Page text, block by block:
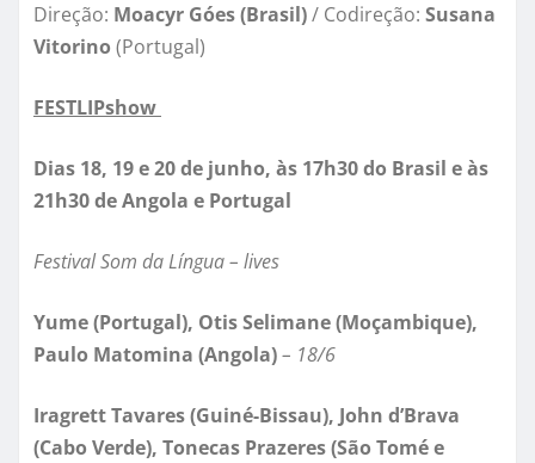
Direção: Moacyr Góes (Brasil)/ Codireção: Susana
Vitorino (Portugal)
FESTLIPshow
Dias 18, 19 e 20 de junho, às 17h30 do Brasil e às
21h30 de Angola e Portugal
Festival Som da Língua – lives
Yume (Portugal), Otis Selimane (Moçambique),
Paulo Matomina (Angola)– 18/6
Iragrett Tavares (Guiné-Bissau), John d’Brava
(Cabo Verde), Tonecas Prazeres (São Tomé e